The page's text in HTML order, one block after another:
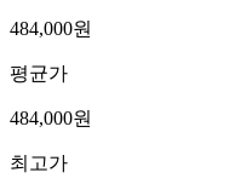
484,000원
평균가
484,000원
최고가